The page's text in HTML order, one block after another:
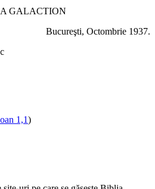
GALACTION
Bucureşti, Octombrie 1937.
1,1)